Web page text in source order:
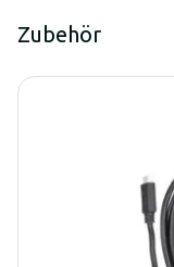
Zubehör